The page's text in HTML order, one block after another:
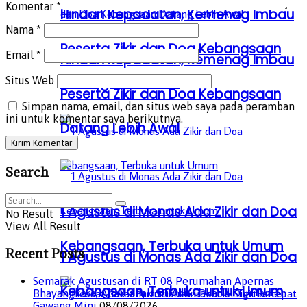
Hindari Kepadatan, Kemenag Imbau
Peserta Zikir dan Doa Kebangsaan
Datang Lebih Awal
1 Agustus di Monas Ada Zikir dan Doa
Kebangsaan, Terbuka untuk Umum
Hindari Kepadatan, Kemenag Imbau
Peserta Zikir dan Doa Kebangsaan
Datang Lebih Awal
1 Agustus di Monas Ada Zikir dan Doa
Kebangsaan, Terbuka untuk Umum
Komentar *
Nama *
Email *
Situs Web
Simpan nama, email, dan situs web saya pada peramban
ini untuk komentar saya berikutnya.
Search
No Result
View All Result
Recent Posts
Semarak Agustusan di RT 08 Perumahan Apernas
Bhayangkara, Anak-anak SD Adu Bakat di Turnamen